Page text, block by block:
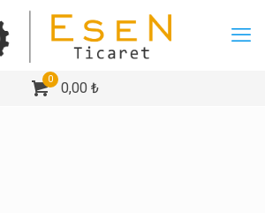
0
0,00 ₺